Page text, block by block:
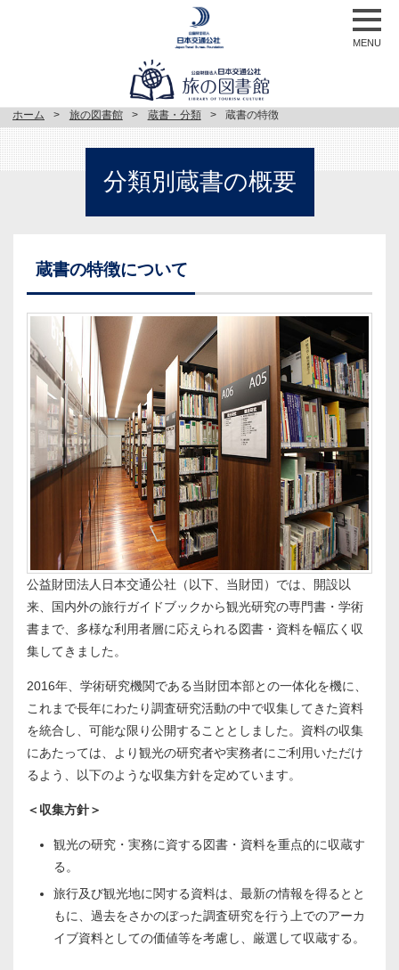
MENU
ホーム 旅の図書館 蔵書・分類 蔵書の特徴
分類別蔵書の概要
蔵書の特徴について
公益財団法人日本交通公社（以下、当財団）では、開設以
来、国内外の旅行ガイドブックから観光研究の専門書・学術
書まで、多様な利用者層に応えられる図書・資料を幅広く収
集してきました。
2016年、学術研究機関である当財団本部との一体化を機に、
これまで長年にわたり調査研究活動の中で収集してきた資料
を統合し、可能な限り公開することとしました。資料の収集
にあたっては、より観光の研究者や実務者にご利用いただけ
るよう、以下のような収集方針を定めています。
＜収集方針＞
観光の研究・実務に資する図書・資料を重点的に収蔵す
る。
旅行及び観光地に関する資料は、最新の情報を得るとと
もに、過去をさかのぼった調査研究を行う上でのアーカ
イブ資料としての価値等を考慮し、厳選して収蔵する。